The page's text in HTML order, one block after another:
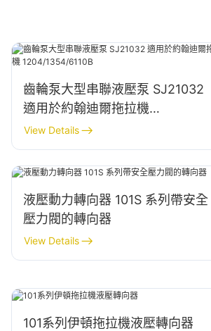
齒輪泵大型串聯液壓泵 SJ21032
適用於約翰迪爾拖拉機
1204/1354/6110B
View Details
液壓動力轉向器 101S 系列帶安全
壓力閥的轉向器
View Details
101系列伊頓拖拉機液壓轉向器